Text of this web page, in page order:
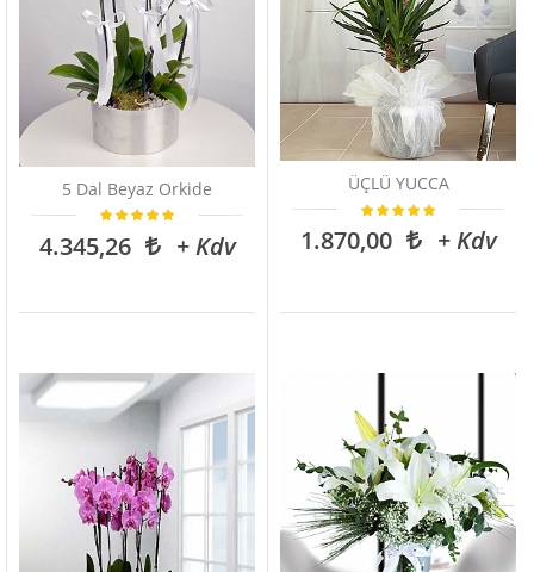
5 Dal Beyaz Orkide
4.345,26 + Kdv
ÜÇLÜ YUCCA
1.870,00 + Kdv